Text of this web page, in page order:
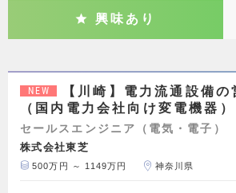
興味あり
NEW
【川崎】電力流通設備
（国内電力会社向け変電機器）
セールスエンジニア（電気・電子）
株式会社東芝
500万円 ～ 1149万円 神奈川県